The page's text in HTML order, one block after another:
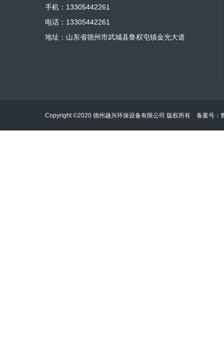
手机：13305442261
电话：13305442261
地址：山东省德州市武城县鲁权屯镇金光大道
Copyright ©2020 德州越兴环保设备有限公司 版权所有 备案号：